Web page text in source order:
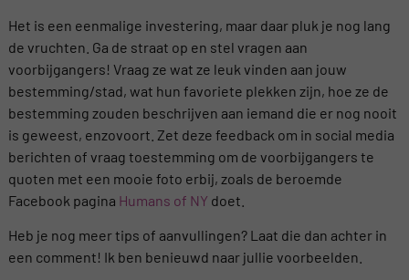
Het is een eenmalige investering, maar daar pluk je nog lang
de vruchten. Ga de straat op en stel vragen aan
voorbijgangers! Vraag ze wat ze leuk vinden aan jouw
bestemming/stad, wat hun favoriete plekken zijn, hoe ze de
bestemming zouden beschrijven aan iemand die er nog nooit
is geweest, enzovoort. Zet deze feedback om in social media
berichten of vraag toestemming om de voorbijgangers te
quoten met een mooie foto erbij, zoals de beroemde
Facebook pagina Humans of NY doet.
Heb je nog meer tips of aanvullingen? Laat die dan achter in
een comment! Ik ben benieuwd naar jullie voorbeelden.